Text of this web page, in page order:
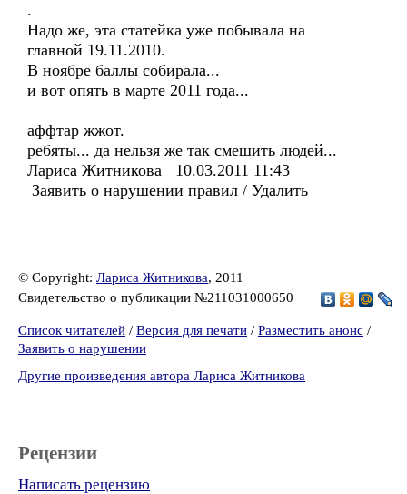
.
Надо же, эта статейка уже побывала на
главной 19.11.2010.
В ноябре баллы собирала...
и вот опять в марте 2011 года...
аффтар жжот.
ребяты... да нельзя же так смешить людей...
Лариса Житникова 10.03.2011 11:43
Заявить о нарушении правил / Удалить
© Copyright: Лариса Житникова, 2011
Свидетельство о публикации №211031000650
Список читателей / Версия для печати / Разместить анонс /
Заявить о нарушении
Другие произведения автора Лариса Житникова
Рецензии
Написать рецензию